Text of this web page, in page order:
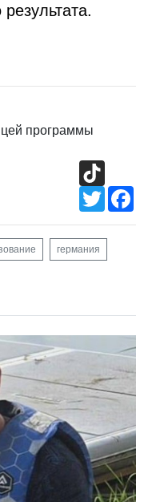
программы
Twitter
германия